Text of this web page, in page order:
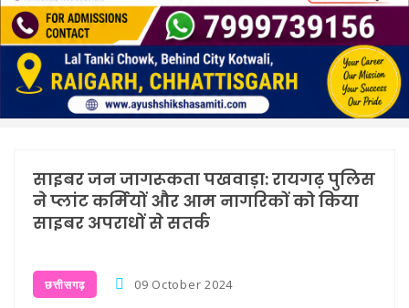
साइबर जन जागरूकता पखवाड़ा: रायगढ़ पुलिस
ने प्लांट कर्मियों और आम नागरिकों को किया
साइबर अपराधों से सतर्क
छत्तीसगढ़ 09 October 2024